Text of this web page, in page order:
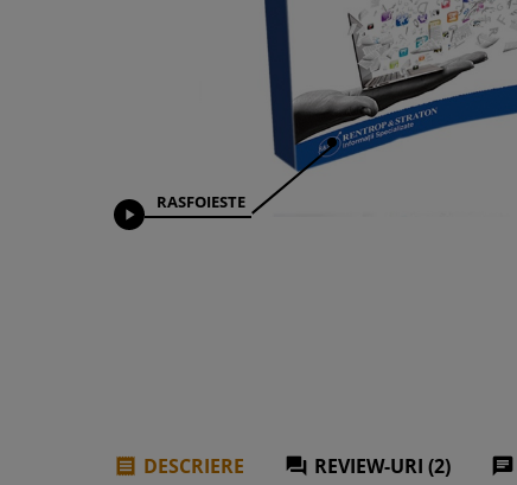

RASFOIESTE
 DESCRIERE  REVIEW-URI (2) 